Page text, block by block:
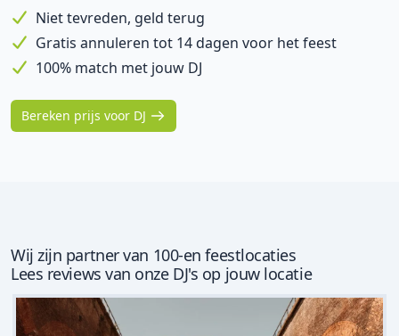
Niet tevreden, geld terug
Gratis annuleren tot 14 dagen voor het feest
100% match met jouw DJ
Bereken prijs voor DJ
Wij zijn partner van 100-en feestlocaties
Lees reviews van onze DJ's op jouw locatie